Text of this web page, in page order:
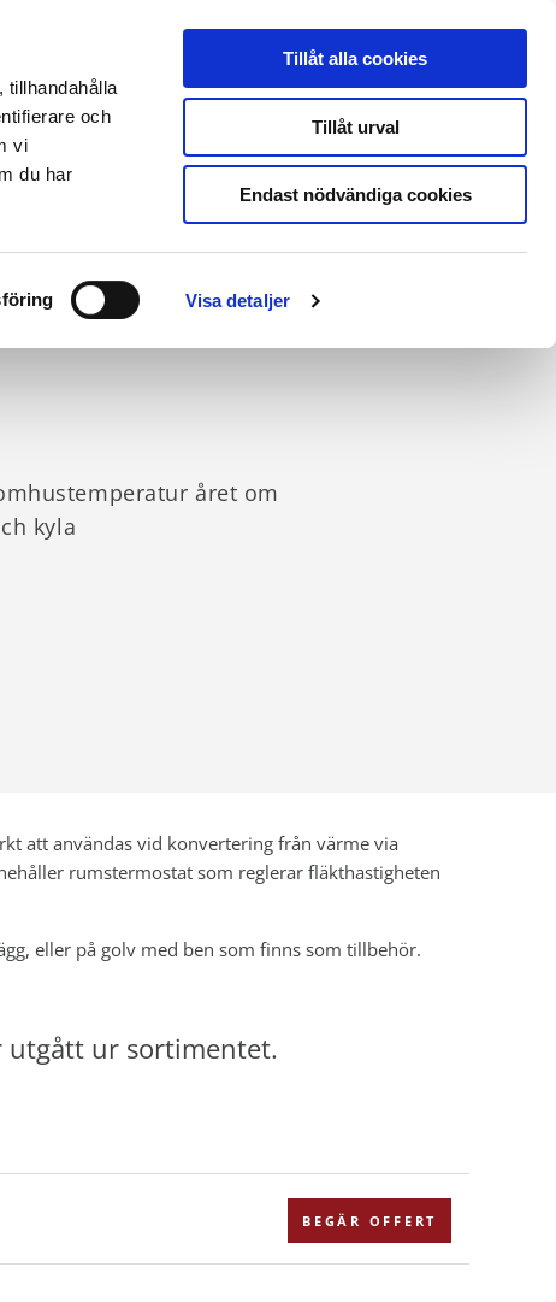
tillhandahålla
och
vi
du har
Visa detaljer
Tillåt alla cookies
Tillåt urval
Endast nödvändiga cookies
Kontakt & support
året om
kyla
att användas vid konvertering från värme via
rumstermostat som reglerar fläkthastigheten
eller på golv med ben som finns som tillbehör.
utgått ur sortimentet.
BEGÄR OFFERT